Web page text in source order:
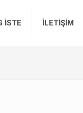
İSTE İLETİŞİM